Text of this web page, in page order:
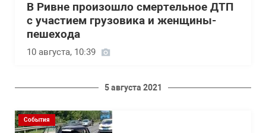
В Ривне произошло смертельное ДТП
с участием грузовика и женщины-
пешехода
10 августа, 10:39
5 августа 2021
События